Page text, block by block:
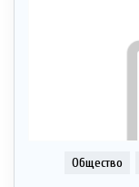
Общество